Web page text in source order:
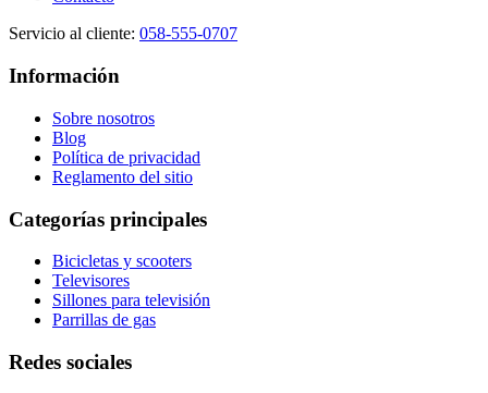
Servicio al cliente: 058-555-0707
Información
Sobre nosotros
Blog
Política de privacidad
Reglamento del sitio
Categorías principales
Bicicletas y scooters
Televisores
Sillones para televisión
Parrillas de gas
Redes sociales